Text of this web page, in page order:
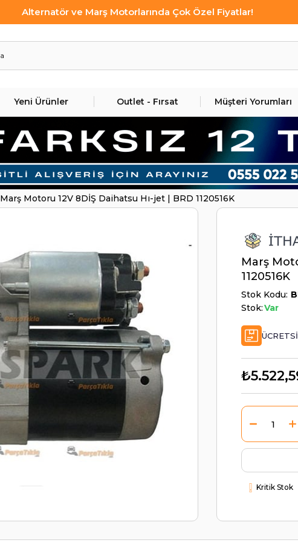
Alternatör ve Marş Motorlarında Çok Özel Fiyatlar!
Yeni Ürünler Outlet - Fırsat Müşteri Yorumları
Marş Motoru 12V 8DİŞ Daihatsu Hı-jet | BRD 1120516K
Marş
1120516K
Stok Kodu
Stok:Var
Kritik Stok